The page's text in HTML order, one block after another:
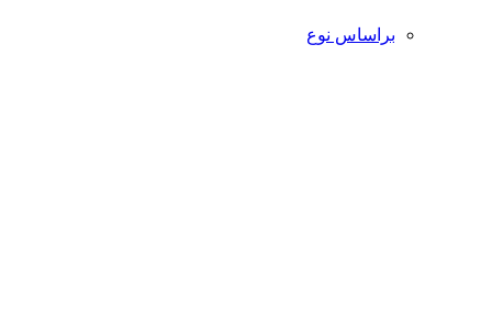
براساس نوع